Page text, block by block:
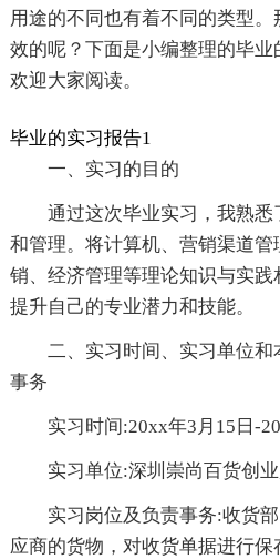
用途的不同也有着不同的类型
效的呢？下面是小编整理的毕业
欢迎大家阅读。
毕业的实习报告1
一、实习的目的
通过这次毕业实习，我熟
和管理。将计算机、营销渠道
销、经济管理等理论知识与实践
提升自己的专业潜力和技能。
二、实习时间、实习单位
事务
实习时间:20xx年3月15日-
实习单位:深圳崇尚百货创
实习岗位及负责事务:收货
应商的货物，对收货单据进行保